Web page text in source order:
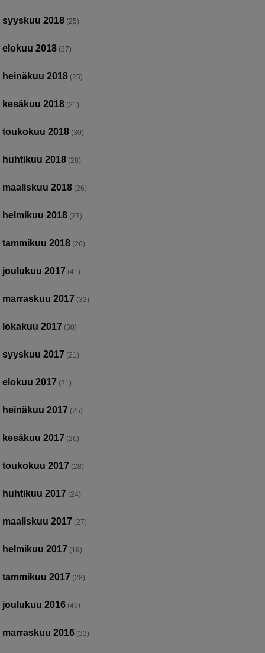
syyskuu 2018 (25)
elokuu 2018 (27)
heinäkuu 2018 (25)
kesäkuu 2018 (21)
toukokuu 2018 (30)
huhtikuu 2018 (28)
maaliskuu 2018 (26)
helmikuu 2018 (27)
tammikuu 2018 (26)
joulukuu 2017 (41)
marraskuu 2017 (33)
lokakuu 2017 (30)
syyskuu 2017 (21)
elokuu 2017 (21)
heinäkuu 2017 (25)
kesäkuu 2017 (26)
toukokuu 2017 (28)
huhtikuu 2017 (24)
maaliskuu 2017 (27)
helmikuu 2017 (19)
tammikuu 2017 (28)
joulukuu 2016 (49)
marraskuu 2016 (33)